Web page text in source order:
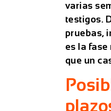
varias
testigos.
pruebas,
es la fase
que un